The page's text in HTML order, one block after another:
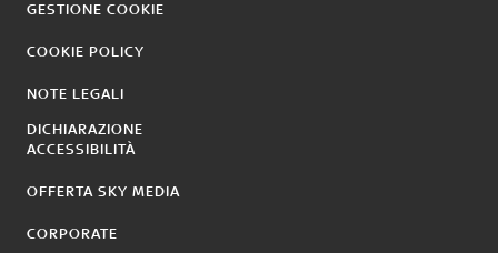
GESTIONE COOKIE
COOKIE POLICY
NOTE LEGALI
DICHIARAZIONE
ACCESSIBILITÀ
OFFERTA SKY MEDIA
CORPORATE